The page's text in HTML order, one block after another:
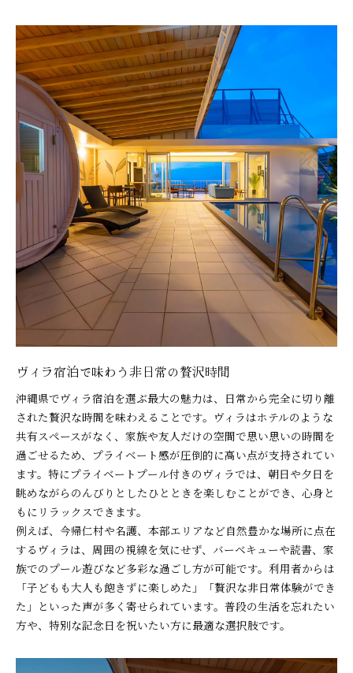
プライベート感重視ならヴィラが最適
ヴィラで叶う完全プライベートな滞在
沖縄県のヴィラで家族水入らずの休日を
プライベートプール付きヴィラの魅力
ヴィラ宿泊は特別な記念日にもおすすめ
ヴィラで周囲を気にせず自由な時間を
家族や友人と過ごす贅沢な沖縄の休日
ヴィラで楽しむ家族団らんのひととき
友人同士で満喫する沖縄県のヴィラ体験
ヴィラ宿泊で大切な人と贅沢な思い出を
ヴィラで叶える子連れ旅行の安心ポイント
沖縄ヴィラで特別な休日を演出しよう
ヴィラ選びで非日常を味わうコツ
沖縄県のヴィラ選びで重視したいポイント
ヴィラの設備やロケーションを比較しよう
プール付きヴィラの選び方と楽しみ方
インスタ映えするヴィラ選びのコツ
インスタ映え狙うなら沖縄ヴィラ宿泊
ヴィラで写真映えするリゾート体験を満喫
インスタで人気の沖縄ヴィラの魅力とは
ヴィラ宿泊で叶えるおしゃれな旅の思い出
ヴィラの絶景ロケーションを写真で残そう
ヴィラ滞在で友人に自慢できる体験を
ヴィラ宿泊で味わう非日常の贅沢時間
沖縄県でヴィラ宿泊を選ぶ最大の魅力は、日常から完全に切り離
された贅沢な時間を味わえることです。ヴィラはホテルのような
共有スペースがなく、家族や友人だけの空間で思い思いの時間を
過ごせるため、プライベート感が圧倒的に高い点が支持されてい
ます。特にプライベートプール付きのヴィラでは、朝日や夕日を
眺めながらのんびりとしたひとときを楽しむことができ、心身と
もにリラックスできます。
例えば、今帰仁村や名護、本部エリアなど自然豊かな場所に点在
するヴィラは、周囲の視線を気にせず、バーベキューや読書、家
族でのプール遊びなど多彩な過ごし方が可能です。利用者からは
「子どもも大人も飽きずに楽しめた」「贅沢な非日常体験ができ
た」といった声が多く寄せられています。普段の生活を忘れたい
方や、特別な記念日を祝いたい方に最適な選択肢です。